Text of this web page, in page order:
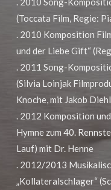
(Toccata Film, Regie:
. 2010 Komposition
und der Liebe Gift“
. 2011 Song-
(Silvia Loinjak
Knoche, mit Jakob
. 2012 Komposition
Hymne zum 40.
Lauf) mit Dr. Henne
. 2012/2013
„Kollateralschlager“